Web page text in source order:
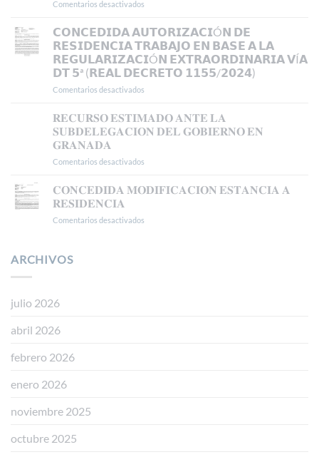
𝗠𝗔𝗗𝗥𝗜𝗗
Comentarios desactivados
𝗥𝗘𝗖𝗨𝗥𝗦𝗢
𝗗𝗘
𝗔𝗣𝗘𝗟𝗔𝗖𝗜𝗢𝗡
𝗔𝗡𝗧𝗘
𝗘𝗟
𝗖𝗢𝗡𝗖𝗘𝗗𝗜𝗗𝗔 𝗔𝗨𝗧𝗢𝗥𝗜𝗭𝗔𝗖𝗜Ó𝗡 𝗗𝗘
𝗥𝗘𝗦𝗜𝗗𝗘𝗡𝗖𝗜𝗔 𝗧𝗥𝗔𝗕𝗔𝗝𝗢 𝗘𝗡 𝗕𝗔𝗦𝗘 𝗔 𝗟𝗔
𝗥𝗘𝗚𝗨𝗟𝗔𝗥𝗜𝗭𝗔𝗖𝗜Ó𝗡 𝗘𝗫𝗧𝗥𝗔𝗢𝗥𝗗𝗜𝗡𝗔𝗥𝗜𝗔 𝗩Í𝗔
𝗗𝗧 𝟱ª (𝗥𝗘𝗔𝗟 𝗗𝗘𝗖𝗥𝗘𝗧𝗢 𝟭𝟭𝟱𝟱/𝟮𝟬𝟮𝟰)
Comentarios desactivados
𝗔𝗨𝗧𝗢𝗥𝗜𝗭𝗔𝗖𝗜Ó𝗡
𝗗𝗘
𝗥𝗘𝗦𝗜𝗗𝗘𝗡𝗖𝗜𝗔
𝗔
𝐑𝐄𝐂𝐔𝐑𝐒𝐎 𝐄𝐒𝐓𝐈𝐌𝐀𝐃𝐎 𝐀𝐍𝐓𝐄 𝐋𝐀
𝐒𝐔𝐁𝐃𝐄𝐋𝐄𝐆𝐀𝐂𝐈𝐎𝐍 𝐃𝐄𝐋 𝐆𝐎𝐁𝐈𝐄𝐑𝐍𝐎 𝐄𝐍
𝐆𝐑𝐀𝐍𝐀𝐃𝐀
Comentarios desactivados
𝐄𝐒𝐓𝐈𝐌𝐀𝐃𝐎
𝐂𝐎𝐍𝐂𝐄𝐃𝐈𝐃𝐀 𝐌𝐎𝐃𝐈𝐅𝐈𝐂𝐀𝐂𝐈𝐎𝐍 𝐄𝐒𝐓𝐀𝐍𝐂𝐈𝐀 𝐀
𝐑𝐄𝐒𝐈𝐃𝐄𝐍𝐂𝐈𝐀
Comentarios desactivados
ARCHIVOS
julio 2026
abril 2026
febrero 2026
enero 2026
noviembre 2025
octubre 2025